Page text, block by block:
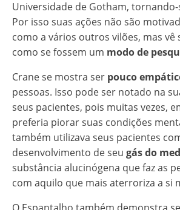
Universidade de Gotham,
Por isso suas ações não são
como a vários outros vilões, mas vê
como se fossem um modo de
Crane se mostra ser pouco
pessoas. Isso pode ser notado na
seus pacientes, pois muitas vezes,
preferia piorar suas condições
também utilizava seus pacientes
desenvolvimento de seu gás do
substância alucinógena que faz as
com aquilo que mais aterroriza a si